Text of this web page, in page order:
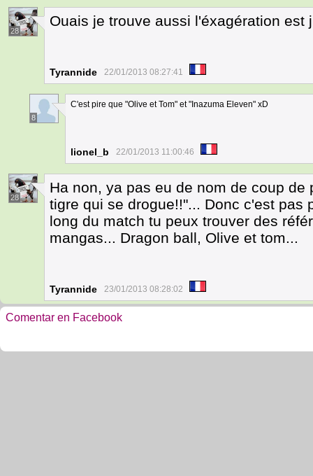
28
Ouais je trouve aussi l'éxagération est
Tyrannide 22/01/2013 08:27:41
8
C'est pire que "Olive et Tom" et "Inazuma Eleven" xD
lionel_b 22/01/2013 11:00:46
28
Ha non, ya pas eu de nom de coup
tigre qui se drogue!!"... Donc c'est pas
long du match tu peux trouver des
mangas... Dragon ball, Olive et tom...
Tyrannide 23/01/2013 08:28:02
Comentar en Facebook